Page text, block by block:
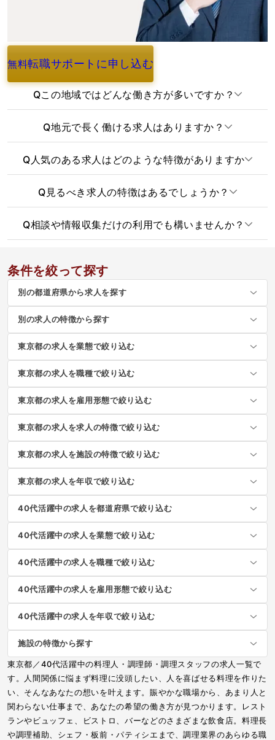
無料転職サポートに申し込む
よくあるご質問
Qこの地域ではどんな働き方が多いですか？
Q地元で長く働ける求人はありますか？
Q 人気のある求人はどのような特徴がありますか
Q 見るべき求人の特徴はあるでしょうか？
Q相談や情報収集だけの利用でも構いませんか？
条件を絞って探す
別の都道府県から求人を探す
別の求人の特徴から探す
東京都の求人を業態で絞り込む
東京都の求人を職種で絞り込む
東京都の求人を雇用形態で絞り込む
東京都の求人を求人の特徴で絞り込む
東京都の求人を施設の特徴で絞り込む
東京都の求人を年収で絞り込む
40代活躍中の求人を都道府県で絞り込む
40代活躍中の求人を業態で絞り込む
40代活躍中の求人を職種で絞り込む
40代活躍中の求人を雇用形態で絞り込む
40代活躍中の求人を年収で絞り込む
施設の特徴から探す
東京都／40代活躍中の料理人・調理師・調理スタッフの求人一覧で
す。人間関係に悩まず料理に没頭したい、人を喜ばせる料理を作りた
い、そんなあなたの想いを叶えます。賑やかな職場から、あまり人と
関わらない仕事まで、あなたの希望の働き方が見つかります。レスト
ランやビュッフェ、ビストロ、バーなどのさまざまな飲食店。料理長
や調理補助、シェフ・板前・パティシエまで、調理業界のあらゆる職